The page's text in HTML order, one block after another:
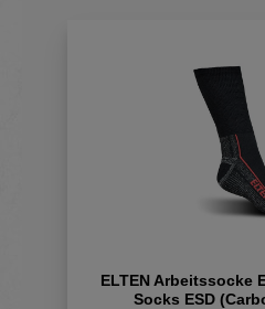
ELTEN Arbeitssocke
Socks ESD